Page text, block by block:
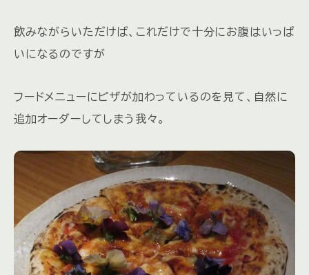
飲みながらいただけば、これだけで十分にお腹はいっぱ
いになるのですが
フードメニューにピザが加わっているのを見て、自然に
追加オーダーしてしまう我々。